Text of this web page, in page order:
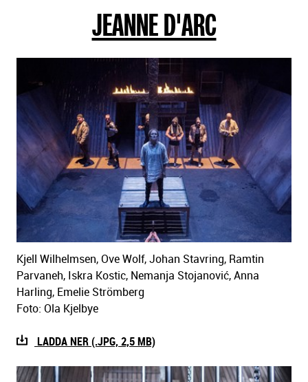
JEANNE D'ARC
Kjell Wilhelmsen, Ove Wolf, Johan Stavring, Ramtin
Parvaneh, Iskra Kostic, Nemanja Stojanović, Anna
Harling, Emelie Strömberg
Foto: Ola Kjelbye
LADDA NER (.JPG, 2,5 MB)